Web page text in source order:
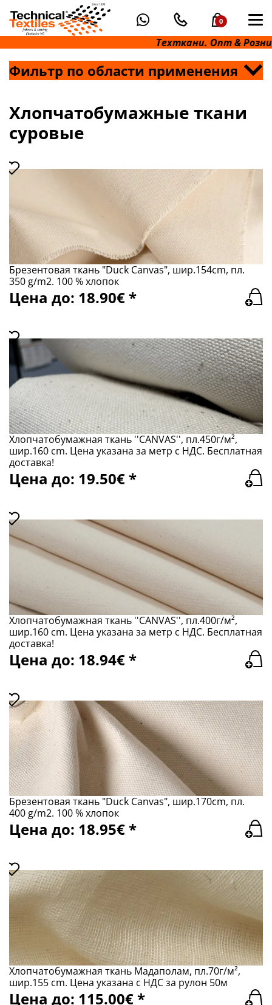
0
Техткани. Опт &
Фильтр по области применения
Хлопчатобумажные ткани
суровые
Брезентовая ткань "Duck Canvas", шир.154cm, пл.
350 g/m2. 100 % хлопок
Цена до: 18.90€ *
Хлопчатобумажная ткань ''CANVAS'', пл.450г/м²,
шир.160 сm. Цена указана за метр с НДС. Бесплатная
доставка!
Цена до: 19.50€ *
Хлопчатобумажная ткань ''CANVAS'', пл.400г/м²,
шир.160 сm. Цена указана за метр с НДС. Бесплатная
доставка!
Цена до: 18.94€ *
Брезентовая ткань "Duck Canvas", шир.170cm, пл.
400 g/m2. 100 % хлопок
Цена до: 18.95€ *
Хлопчатобумажная ткань Mадаполам, пл.70г/м²,
шир.155 сm. Цена указана с НДС за рулон 50м
Цена до: 115.00€ *